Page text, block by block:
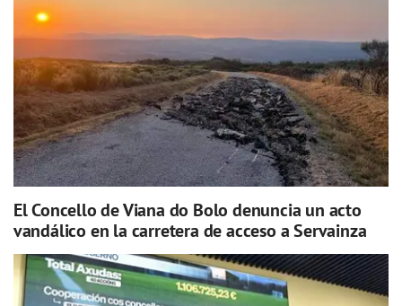
El Concello de Viana do Bolo denuncia un acto
vandálico en la carretera de acceso a Servainza